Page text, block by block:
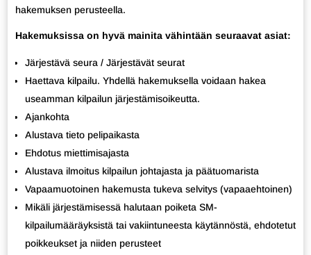
hakemuksen perusteella.
Hakemuksissa on hyvä mainita vähintään seuraavat asiat:
Järjestävä seura / Järjestävät seurat
Haettava kilpailu. Yhdellä hakemuksella voidaan hakea
useamman kilpailun järjestämisoikeutta.
Ajankohta
Alustava tieto pelipaikasta
Ehdotus miettimisajasta
Alustava ilmoitus kilpailun johtajasta ja päätuomarista
Vapaamuotoinen hakemusta tukeva selvitys (vapaaehtoinen)
Mikäli järjestämisessä halutaan poiketa SM-
kilpailumääräyksistä tai vakiintuneesta käytännöstä, ehdotetut
poikkeukset ja niiden perusteet